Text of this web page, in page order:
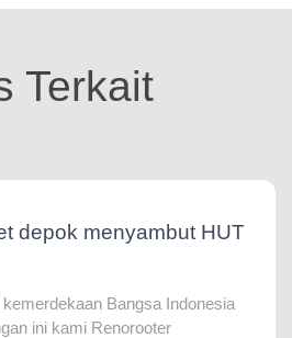
Terkait
depok menyambut HUT
Bangsa Indonesia
ini kami Renorooter